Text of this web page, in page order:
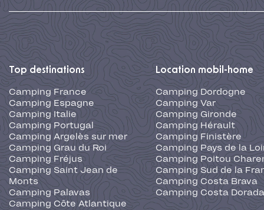
Top destinations
Camping France
Camping Espagne
Camping Italie
Camping Portugal
Camping Argelès sur mer
Camping Grau du Roi
Camping Fréjus
Camping Saint Jean de
Monts
Camping Palavas
Camping Côte Atlantique
Location mobil-home
Camping Dordogne
Camping Var
Camping Gironde
Camping Hérault
Camping Finistère
Camping Pays de la
Camping Poitou
Camping Sud de la
Camping Costa Brava
Camping Costa Dorada